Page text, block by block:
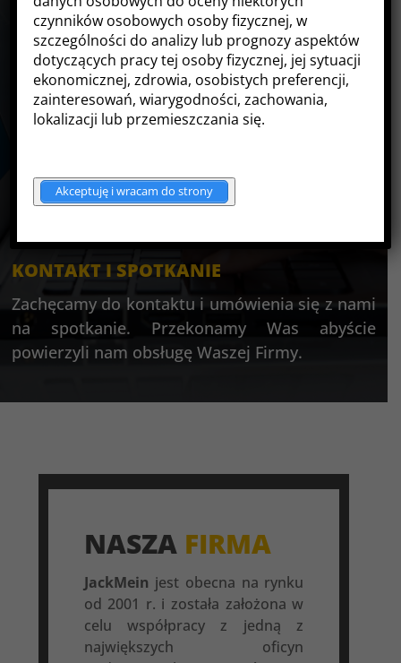
pomoc zdalną przez internet przy użyciu
spełniającego najwyższe wymogi
bezpieczeństwa oprogramowania.
SPECJALIZACJA
Rachunkowych i Doradztwa Podatkowego oraz
KONTAKT I SPOTKANIE
Zachęcamy do kontaktu i umówienia się z nami
na spotkanie. Przekonamy Was abyście
powierzyli nam obsługę Waszej Firmy.
NASZA FIRMA
JackMein jest obecna na rynku
od 2001 r. i została założona w
celu współpracy z jedną z
największych oficyn
czynników osobowych osoby fizycznej, w
szczególności do analizy lub prognozy aspektów
dotyczących pracy tej osoby fizycznej, jej sytuacji
ekonomicznej, zdrowia, osobistych preferencji,
zainteresowań, wiarygodności, zachowania,
lokalizacji lub przemieszczania się.
Akceptuję i wracam do strony